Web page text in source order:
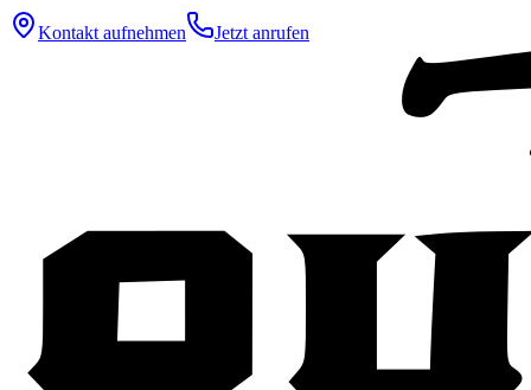
Kontakt aufnehmen Jetzt anrufen